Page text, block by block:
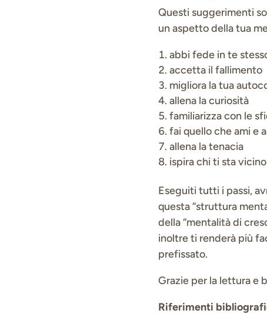
Questi suggerimenti
un aspetto della tua
abbi fede in te
accetta il fallimento
migliora la tua
allena la curiosità
familiarizza con le
fai quello che ami e
allena la tenacia
ispira chi ti sta
Eseguiti tutti i passi,
questa “struttura
della “mentalità di
inoltre ti renderà più
prefissato.
Grazie per la lettura e
Riferimenti